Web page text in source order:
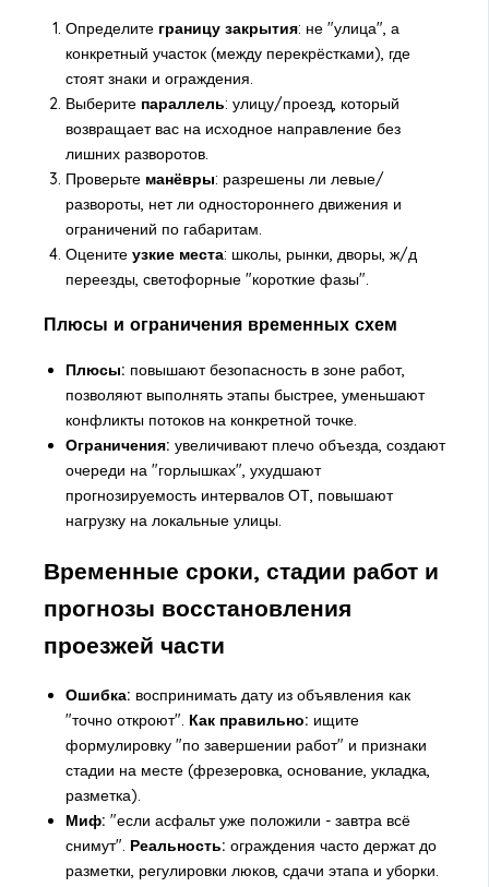
Определите границу закрытия: не "улица", а
конкретный участок (между перекрёстками), где
стоят знаки и ограждения.
Выберите параллель: улицу/проезд, который
возвращает вас на исходное направление без
лишних разворотов.
Проверьте манёвры: разрешены ли левые/
развороты, нет ли одностороннего движения и
ограничений по габаритам.
Оцените узкие места: школы, рынки, дворы, ж/д
переезды, светофорные "короткие фазы".
Плюсы и ограничения временных схем
Плюсы: повышают безопасность в зоне работ,
позволяют выполнять этапы быстрее, уменьшают
конфликты потоков на конкретной точке.
Ограничения: увеличивают плечо объезда, создают
очереди на "горлышках", ухудшают
прогнозируемость интервалов ОТ, повышают
нагрузку на локальные улицы.
Временные сроки, стадии работ и
прогнозы восстановления
проезжей части
Ошибка: воспринимать дату из объявления как
"точно откроют". Как правильно: ищите
формулировку "по завершении работ" и признаки
стадии на месте (фрезеровка, основание, укладка,
разметка).
Миф: "если асфальт уже положили - завтра всё
снимут". Реальность: ограждения часто держат до
разметки, регулировки люков, сдачи этапа и уборки.